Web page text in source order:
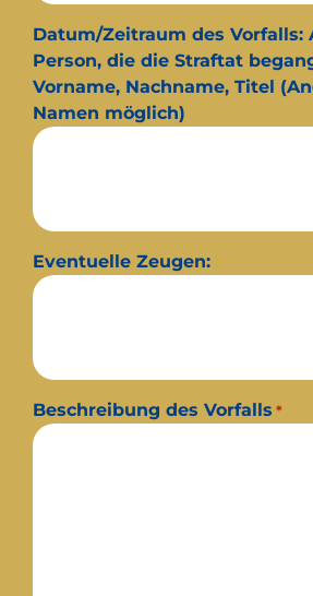
Datum/Zeitraum des Vorfalls:
Person, die die Straftat
Vorname, Nachname, Titel
Namen möglich)
Eventuelle Zeugen:
Beschreibung des Vorfalls *